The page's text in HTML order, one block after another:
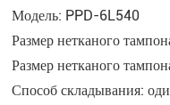
Модель: PPD-6L540
Размер нетканого
Размер нетканого
Способ складывания: